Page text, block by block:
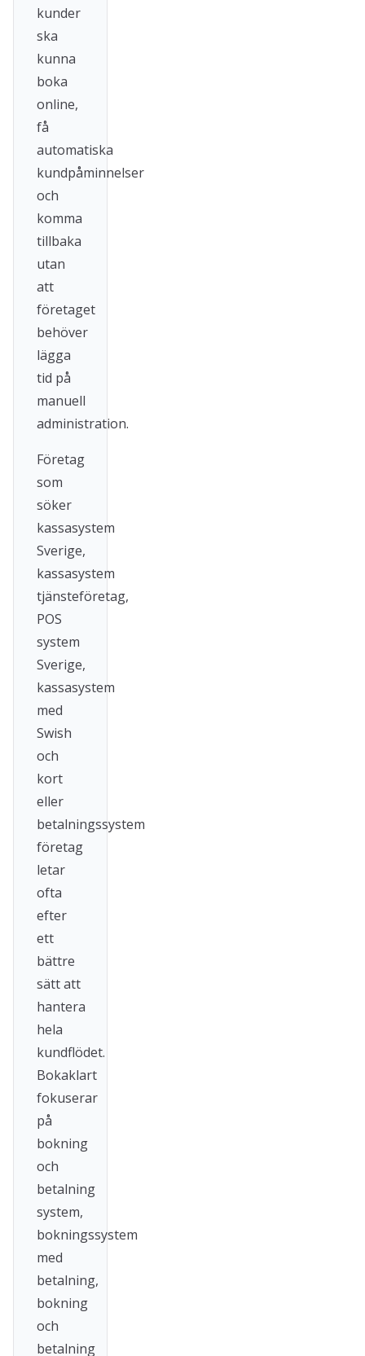
kunder
ska
kunna
boka
online,
få
automatiska
kundpåminnelser
och
komma
tillbaka
utan
att
företaget
behöver
lägga
tid på
manuell
administration.
Företag
som
söker
kassasystem
Sverige,
kassasystem
tjänsteföretag,
POS
system
Sverige,
kassasystem
med
Swish
och
kort
eller
betalningssystem
företag
letar
ofta
efter
ett
bättre
sätt att
hantera
hela
kundflödet.
Bokaklart
fokuserar
på
bokning
och
betalning
system,
bokningssystem
med
betalning,
bokning
och
betalning